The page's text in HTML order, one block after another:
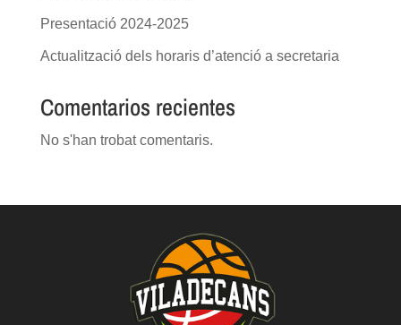
Presentació 2024-2025
Actualització dels horaris d’atenció a secretaria
Comentarios recientes
No s'han trobat comentaris.